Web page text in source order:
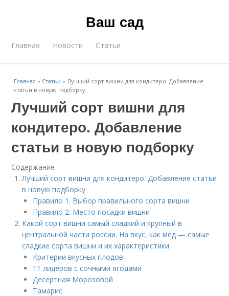
Ваш сад
Главная Новости Статьи
Главная » Статьи »Лучший сорт вишни для кондитеро. Добавление
статьи в новую подборку
Лучший сорт вишни для
кондитеро. Добавление
статьи в новую подборку
Содержание
Лучший сорт вишни для кондитеро. Добавление статьи
в новую подборку
Правило 1. Выбор правильного сорта вишни
Правило 2. Место посадки вишни
Какой сорт вишни самый сладкий и крупный в
центральной части россии. На вкус, как мед — самые
сладкие сорта вишни и их характеристики
Критерии вкусных плодов
11 лидеров с сочными ягодами
Десертная Морозовой
Тамарис